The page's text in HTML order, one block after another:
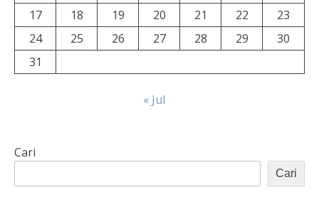
17
18 19 20 21 22
23
24
25 26 27 28 29
30
31
« Jul
Cari
Cari